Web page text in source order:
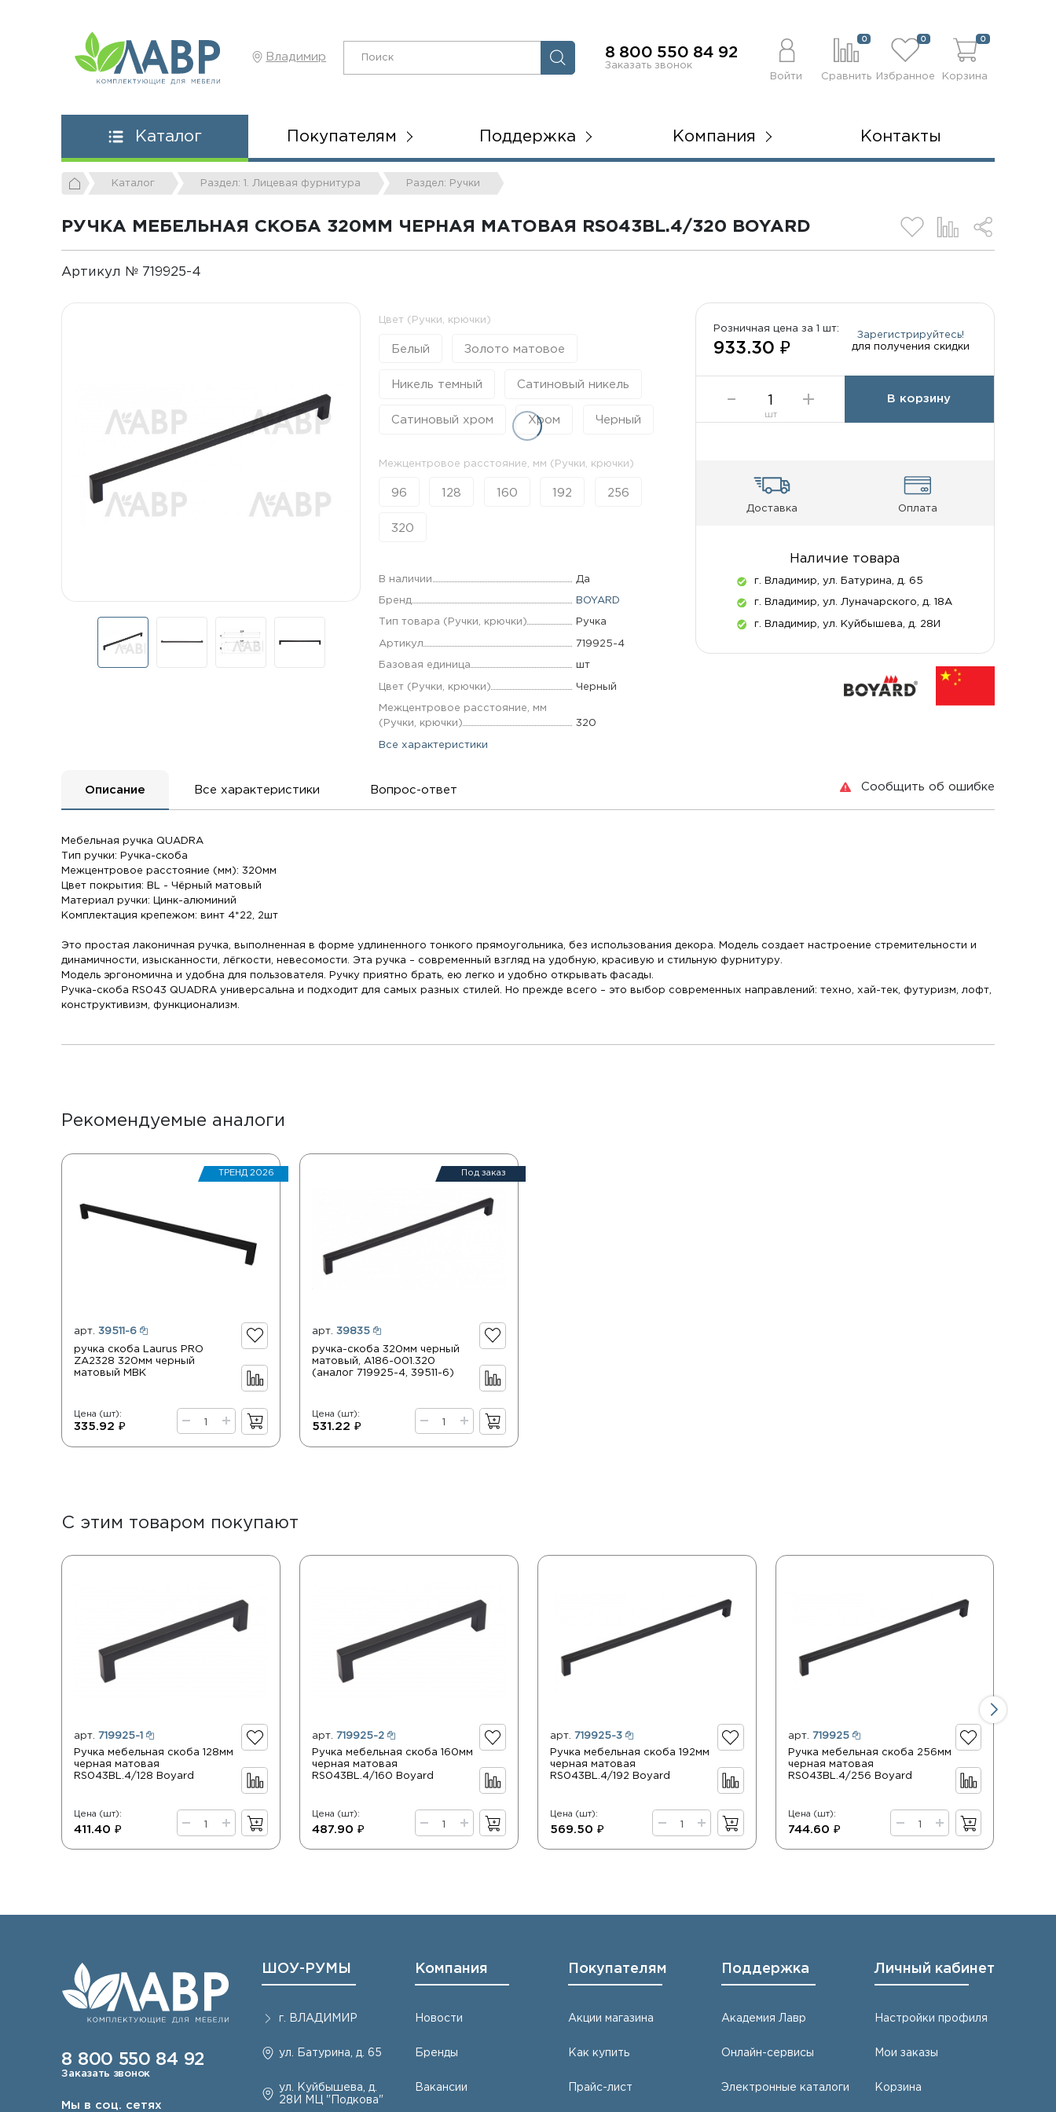
Владимир 8 800 550 84 92
Заказать звонок
Войти
0
Сравнить
0
Избранное
0
Корзина
Каталог Покупателям Поддержка Компания Контакты
Каталог Раздел: 1. Лицевая фурнитура Раздел: Ручки
РУЧКА МЕБЕЛЬНАЯ СКОБА 320ММ ЧЕРНАЯ МАТОВАЯ RS043BL.4/320 BOYARD
Артикул № 719925-4
Цвет (Ручки, крючки)
Белый Золото матовое
Никель темный Сатиновый никель
Сатиновый хром Хром Черный
Межцентровое расстояние, мм (Ручки, крючки)
96 128 160 192 256
320
В наличии Да
Бренд BOYARD
Тип товара (Ручки, крючки) Ручка
Артикул 719925-4
Базовая единица шт
Цвет (Ручки, крючки) Черный
Межцентровое расстояние, мм
(Ручки, крючки)
320
Все характеристики
Розничная цена за 1 шт:
933.30 ₽
Зарегистрируйтесь!
для получения скидки
шт
В корзину
Доставка Оплата
Наличие товара
г. Владимир, ул. Батурина, д. 65
г. Владимир, ул. Луначарского, д. 18А
г. Владимир, ул. Куйбышева, д. 28И
Сообщить об ошибке
Описание Все характеристики Вопрос-ответ
Мебельная ручка QUADRA
Тип ручки: Ручка-скоба
Межцентровое расстояние (мм): 320мм
Цвет покрытия: BL - Чёрный матовый
Материал ручки: Цинк-алюминий
Комплектация крепежом: винт 4*22, 2шт
Это простая лаконичная ручка, выполненная в форме удлиненного тонкого прямоугольника, без использования декора. Модель создает настроение стремительности и
динамичности, изысканности, лёгкости, невесомости. Эта ручка – современный взгляд на удобную, красивую и стильную фурнитуру.
Модель эргономична и удобна для пользователя. Ручку приятно брать, ею легко и удобно открывать фасады.
Ручка-скоба RS043 QUADRA универсальна и подходит для самых разных стилей. Но прежде всего – это выбор современных направлений: техно, хай-тек, футуризм, лофт,
конструктивизм, функционализм.
Рекомендуемые аналоги
ТРЕНД 2026
арт.39511-6
ручка скоба Laurus PRO
ZA2328 320мм черный
матовый MBK
Цена (шт):
335.92 ₽
Под заказ
арт.39835
ручка-скоба 320мм черный
матовый, А186-001.320
(аналог 719925-4, 39511-6)
Цена (шт):
531.22 ₽
С этим товаром покупают
арт. 719925-1
Ручка мебельная скоба 128мм
черная матовая
RS043BL.4/128 Boyard
Цена (шт):
411.40 ₽
арт. 719925-2
Ручка мебельная скоба 160мм
черная матовая
RS043BL.4/160 Boyard
Цена (шт):
487.90 ₽
арт. 719925-3
Ручка мебельная скоба 192мм
черная матовая
RS043BL.4/192 Boyard
Цена (шт):
569.50 ₽
арт. 719925
Ручка мебельная скоба 256мм
черная матовая
RS043BL.4/256 Boyard
Цена (шт):
744.60 ₽
8 800 550 84 92
Заказать звонок
Мы в соц. сетях
ШОУ-РУМЫ
г. ВЛАДИМИР
ул. Батурина, д. 65
ул. Куйбышева, д.
28И МЦ "Подкова"
Компания
Новости
Бренды
Вакансии
Покупателям
Акции магазина
Как купить
Прайс-лист
Поддержка
Академия Лавр
Онлайн-сервисы
Электронные каталоги
Личный кабинет
Настройки профиля
Мои заказы
Корзина